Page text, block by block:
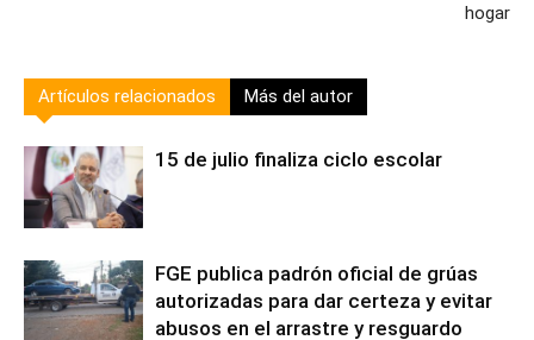
hogar
Artículos relacionados Más del autor
15 de julio finaliza ciclo escolar
FGE publica padrón oficial de grúas
autorizadas para dar certeza y evitar
abusos en el arrastre y resguardo